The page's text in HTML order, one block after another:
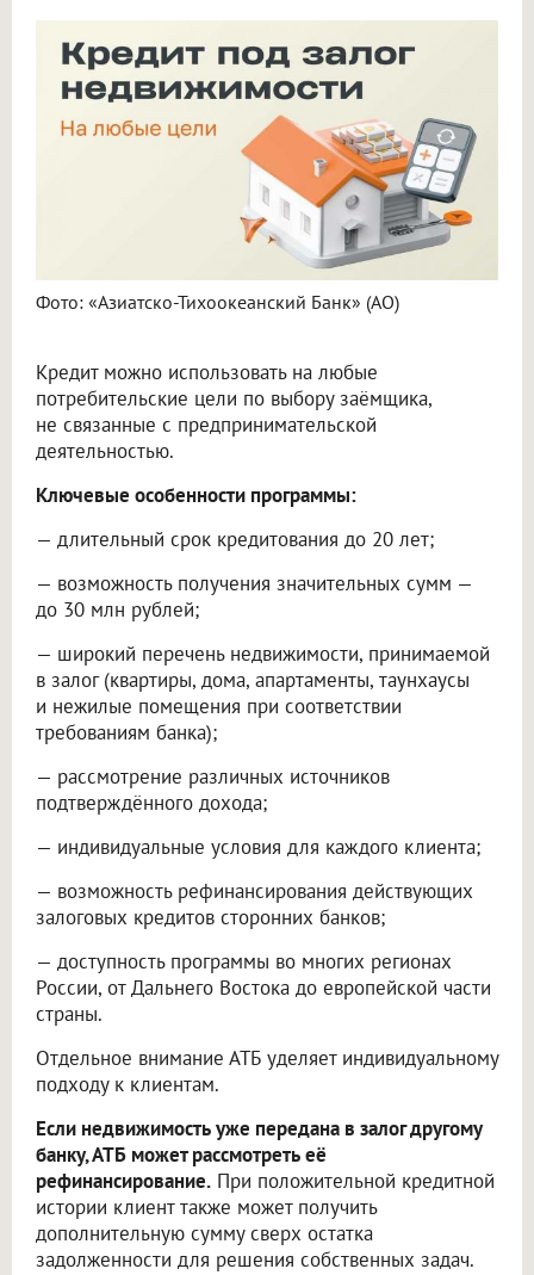
Фото: «Азиатско-Тихоокеанский Банк» (АО)
Кредит можно использовать на любые
потребительские цели по выбору заёмщика,
не связанные с предпринимательской
деятельностью.
Ключевые особенности программы:
— длительный срок кредитования до 20 лет;
— возможность получения значительных сумм —
до 30 млн рублей;
— широкий перечень недвижимости, принимаемой
в залог (квартиры, дома, апартаменты, таунхаусы
и нежилые помещения при соответствии
требованиям банка);
— рассмотрение различных источников
подтверждённого дохода;
— индивидуальные условия для каждого клиента;
— возможность рефинансирования действующих
залоговых кредитов сторонних банков;
— доступность программы во многих регионах
России, от Дальнего Востока до европейской части
страны.
Отдельное внимание АТБ уделяет индивидуальному
подходу к клиентам.
Если недвижимость уже передана в залог другому
банку, АТБ может рассмотреть её
рефинансирование. При положительной кредитной
истории клиент также может получить
дополнительную сумму сверх остатка
задолженности для решения собственных задач.